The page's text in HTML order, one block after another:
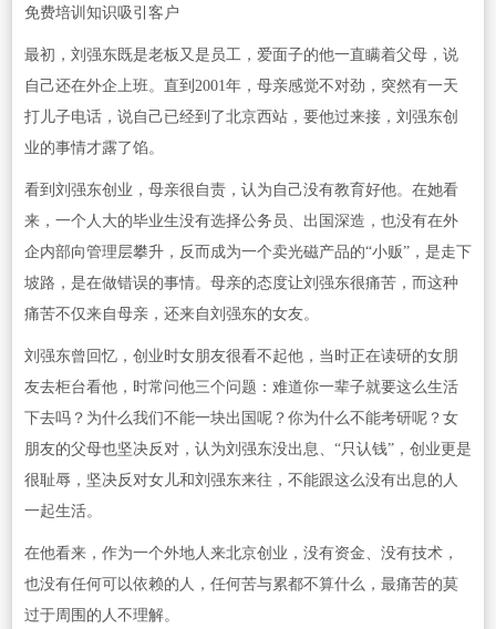
免费培训知识吸引客户
最初，刘强东既是老板又是员工，爱面子的他一直瞒着父母，说
自己还在外企上班。直到2001年，母亲感觉不对劲，突然有一天
打儿子电话，说自己已经到了北京西站，要他过来接，刘强东创
业的事情才露了馅。
看到刘强东创业，母亲很自责，认为自己没有教育好他。在她看
来，一个人大的毕业生没有选择公务员、出国深造，也没有在外
企内部向管理层攀升，反而成为一个卖光磁产品的“小贩”，是走下
坡路，是在做错误的事情。母亲的态度让刘强东很痛苦，而这种
痛苦不仅来自母亲，还来自刘强东的女友。
刘强东曾回忆，创业时女朋友很看不起他，当时正在读研的女朋
友去柜台看他，时常问他三个问题：难道你一辈子就要这么生活
下去吗？为什么我们不能一块出国呢？你为什么不能考研呢？女
朋友的父母也坚决反对，认为刘强东没出息、“只认钱”，创业更是
很耻辱，坚决反对女儿和刘强东来往，不能跟这么没有出息的人
一起生活。
在他看来，作为一个外地人来北京创业，没有资金、没有技术，
也没有任何可以依赖的人，任何苦与累都不算什么，最痛苦的莫
过于周围的人不理解。